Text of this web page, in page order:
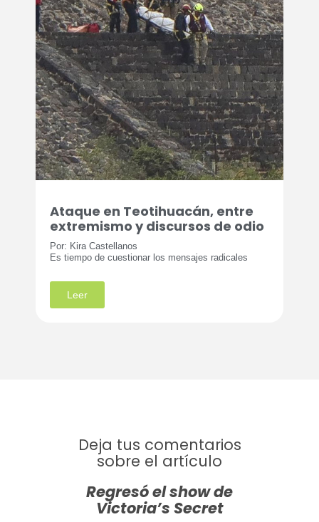
Ataque en Teotihuacán, entre
extremismo y discursos de odio
Por: Kira Castellanos
Es tiempo de cuestionar los mensajes radicales
Leer
Deja tus comentarios
sobre el artículo
Regresó el show de
Victoria’s Secret